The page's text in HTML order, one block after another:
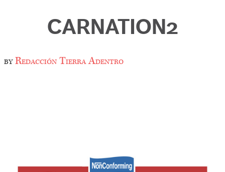
CARNATION2
byRedacción Tierra Adentro